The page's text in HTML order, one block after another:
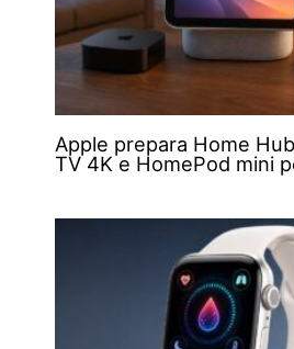
Apple prepara Home
TV 4K e HomePod mini